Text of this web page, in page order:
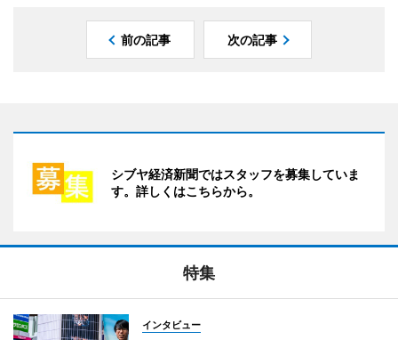
前の記事 次の記事
シブヤ経済新聞ではスタッフを募集していま
す。詳しくはこちらから。
特集
インタビュー